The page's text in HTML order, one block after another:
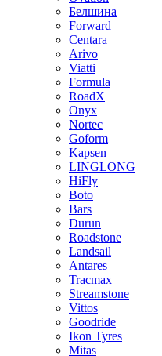
Белшина
Forward
Centara
Arivo
Viatti
Formula
RoadX
Onyx
Nortec
Goform
Kapsen
LINGLONG
HiFly
Boto
Bars
Durun
Roadstone
Landsail
Antares
Tracmax
Streamstone
Vittos
Goodride
Ikon Tyres
Mitas